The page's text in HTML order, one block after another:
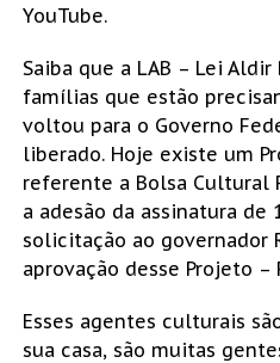
YouTube.
Saiba que a LAB – Lei
famílias que estão
voltou para o Governo
liberado. Hoje existe um
referente a Bolsa Cultural
a adesão da assinatura de
solicitação ao governador
aprovação desse Projeto –
Esses agentes culturais
sua casa, são muitas